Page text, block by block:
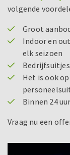
volgende
Groot
Indoor en
elk seizoen
Het is ook
Binnen 24
Vraag nu een